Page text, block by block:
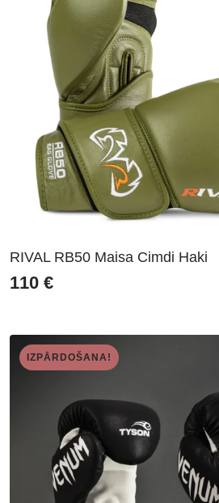
RIVAL RB50 Maisa Cimdi Haki
110 €
IZPĀRDOŠANA!